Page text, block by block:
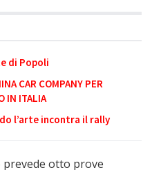
di Popoli
CAR COMPANY PER
IN ITALIA
l’arte incontra il rally
prevede otto prove